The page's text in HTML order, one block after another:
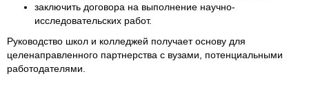
заключить договора на выполнение научно-
исследовательских работ.
Руководство школ и колледжей получает основу для
целенаправленного партнерства с вузами, потенциальными
работодателями.